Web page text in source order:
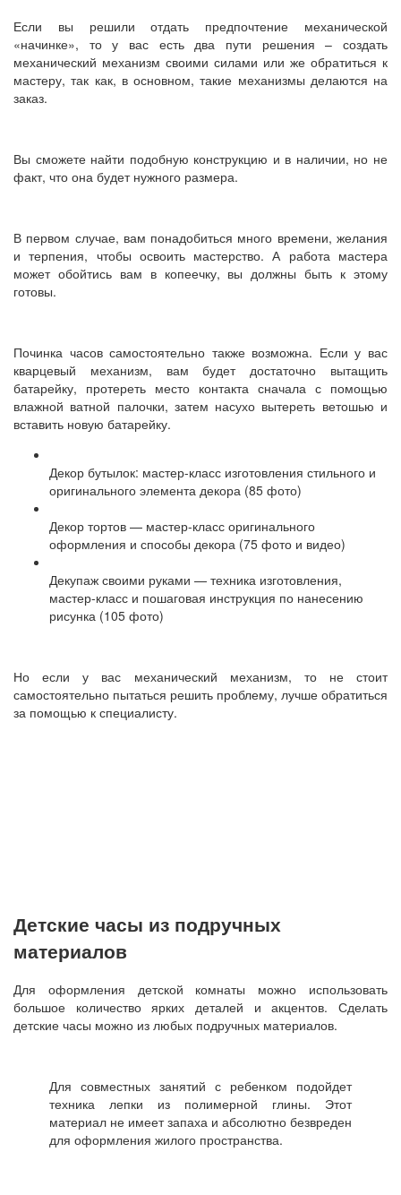
Если вы решили отдать предпочтение механической
«начинке», то у вас есть два пути решения – создать
механический механизм своими силами или же обратиться к
мастеру, так как, в основном, такие механизмы делаются на
заказ.
Вы сможете найти подобную конструкцию и в наличии, но не
факт, что она будет нужного размера.
В первом случае, вам понадобиться много времени, желания
и терпения, чтобы освоить мастерство. А работа мастера
может обойтись вам в копеечку, вы должны быть к этому
готовы.
Починка часов самостоятельно также возможна. Если у вас
кварцевый механизм, вам будет достаточно вытащить
батарейку, протереть место контакта сначала с помощью
влажной ватной палочки, затем насухо вытереть ветошью и
вставить новую батарейку.
Декор бутылок: мастер-класс изготовления стильного и
оригинального элемента декора (85 фото)
Декор тортов — мастер-класс оригинального
оформления и способы декора (75 фото и видео)
Декупаж своими руками — техника изготовления,
мастер-класс и пошаговая инструкция по нанесению
рисунка (105 фото)
Но если у вас механический механизм, то не стоит
самостоятельно пытаться решить проблему, лучше обратиться
за помощью к специалисту.
Детские часы из подручных
материалов
Для оформления детской комнаты можно использовать
большое количество ярких деталей и акцентов. Сделать
детские часы можно из любых подручных материалов.
Для совместных занятий с ребенком подойдет
техника лепки из полимерной глины. Этот
материал не имеет запаха и абсолютно безвреден
для оформления жилого пространства.